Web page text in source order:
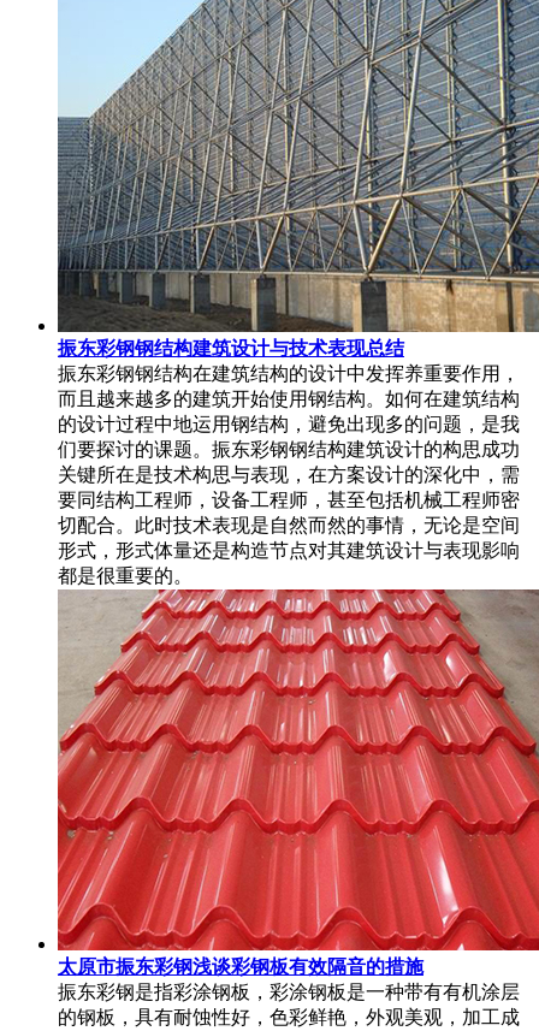
振东彩钢钢结构建筑设计与技术表现总结
振东彩钢钢结构在建筑结构的设计中发挥养重要作用，
而且越来越多的建筑开始使用钢结构。如何在建筑结构
的设计过程中地运用钢结构，避免出现多的问题，是我
们要探讨的课题。振东彩钢钢结构建筑设计的构思成功
关键所在是技术构思与表现，在方案设计的深化中，需
要同结构工程师，设备工程师，甚至包括机械工程师密
切配合。此时技术表现是自然而然的事情，无论是空间
形式，形式体量还是构造节点对其建筑设计与表现影响
都是很重要的。
太原市振东彩钢浅谈彩钢板有效隔音的措施
振东彩钢是指彩涂钢板，彩涂钢板是一种带有有机涂层
的钢板，具有耐蚀性好，色彩鲜艳，外观美观，加工成